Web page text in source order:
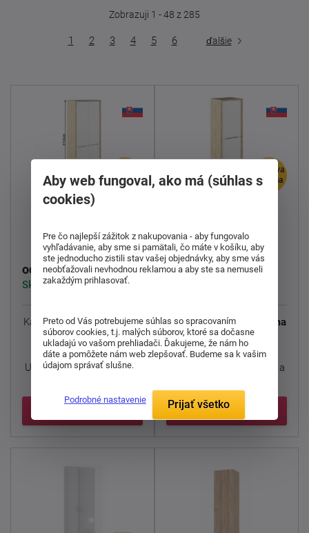
Zobrazuji 1 - 48 z 285
6
5
4
3
2
1 ďalšie
zdarma
od 286,00 €
Skladom > 5 ks
Kancelárskaskriňa Rioma
typ 05.
Uložte svoje dokumenty a
doprava
zdarma
od230,00 €
Kancelárskaskriňa Rioma
typ 08.
Uložte svoje dokumenty a
Detail
Aby web fungoval, ako má (súhlas s
cookies)
Pre čo najlepší zážitok z nakupovania - aby fungovalo
vyhľadávanie, aby sme si pamätali, čo máte v košíku, aby
ste jednoducho zistili stav vašej objednávky, aby sme vás
neobťažovali nevhodnou reklamou a aby ste sa nemuseli
zakaždým prihlasovať.
Preto od Vás potrebujeme súhlas so spracovaním
súborov cookies, t.j. malých súborov, ktoré sa dočasne
ukladajú vo vašom prehliadači. Ďakujeme, že nám ho
dáte a pomôžete nám web zlepšovať. Budeme sa k vašim
údajom správať slušne.
Podrobné nastavenie Prijať všetko